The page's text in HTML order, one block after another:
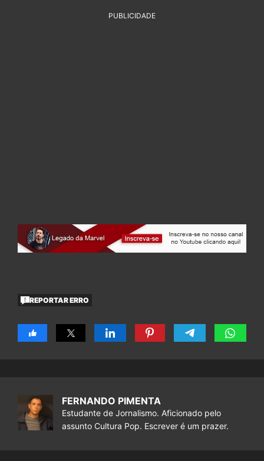
PUBLICIDADE
REPORTAR ERRO
FERNANDO PIMENTA
Estudante de Jornalismo. Aficionado pelo
assunto Cultura Pop. Escrever é um prazer.